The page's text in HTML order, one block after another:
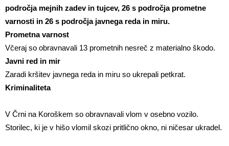
področja mejnih zadev in tujcev, 26 s področja prometne
varnosti in 26 s področja javnega reda in miru.
Prometna varnost
Včeraj so obravnavali 13 prometnih nesreč z materialno škodo.
Javni red in mir
Zaradi kršitev javnega reda in miru so ukrepali petkrat.
Kriminaliteta
V Črni na Koroškem so obravnavali vlom v osebno vozilo.
Storilec, ki je v hišo vlomil skozi pritlično okno, ni ničesar ukradel.